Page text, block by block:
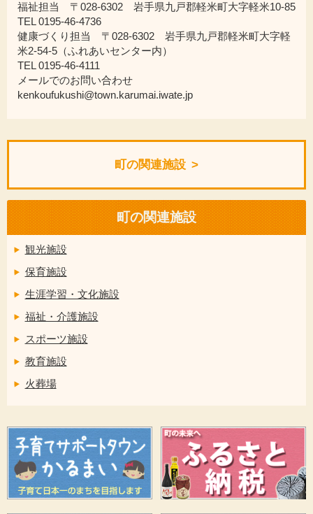
福祉担当 〒028-6302 岩手県九戸郡軽米町大字軽米10-85
TEL 0195-46-4736
健康づくり担当 〒028-6302 岩手県九戸郡軽米町大字軽
米2-54-5（ふれあいセンター内）
TEL 0195-46-4111
メールでのお問い合わせ
kenkoufukushi@town.karumai.iwate.jp
町の関連施設
町の関連施設
観光施設
保育施設
生涯学習・文化施設
福祉・介護施設
スポーツ施設
教育施設
火葬場